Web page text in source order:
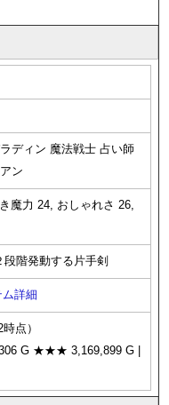
ディン 魔法戦士 占い師
ン
魔力 24, おしゃれさ 26,
階発動する片手剣
詳細
点）
G ★★★ 3,169,899 G |